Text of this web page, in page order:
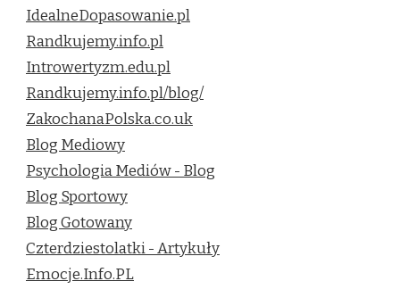
IdealneDopasowanie.pl
Randkujemy.info.pl
Introwertyzm.edu.pl
Randkujemy.info.pl/blog/
ZakochanaPolska.co.uk
Blog Mediowy
Psychologia Mediów - Blog
Blog Sportowy
Blog Gotowany
Czterdziestolatki - Artykuły
Emocje.Info.PL